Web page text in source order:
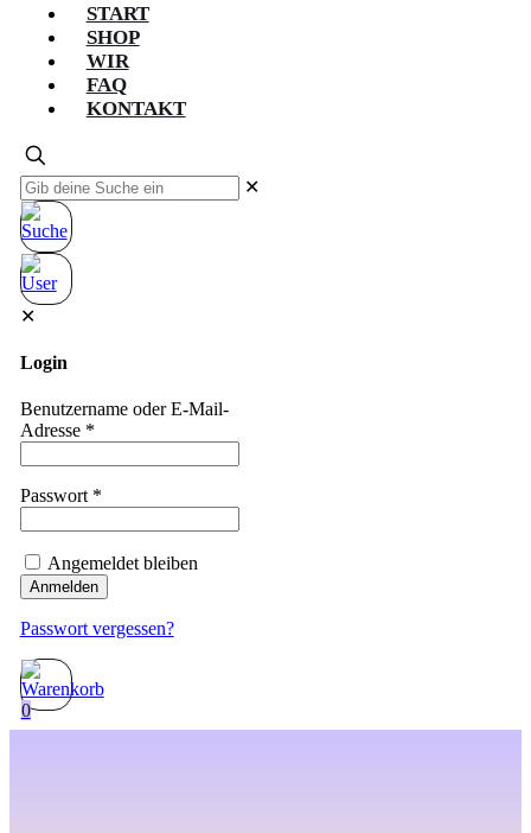
START
SHOP
WIR
FAQ
KONTAKT
✕
✕
Login
Benutzername oder E-Mail-
Adresse *
Passwort *
Angemeldet bleiben
Anmelden
Passwort vergessen?
0